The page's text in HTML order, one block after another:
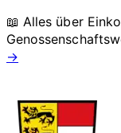
📖 Alles über
→